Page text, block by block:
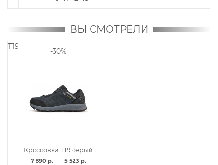
ВЫ СМОТРЕЛИ
T19
-30%
Кроссовки T19 серый
7 890 р. 5 523 р.